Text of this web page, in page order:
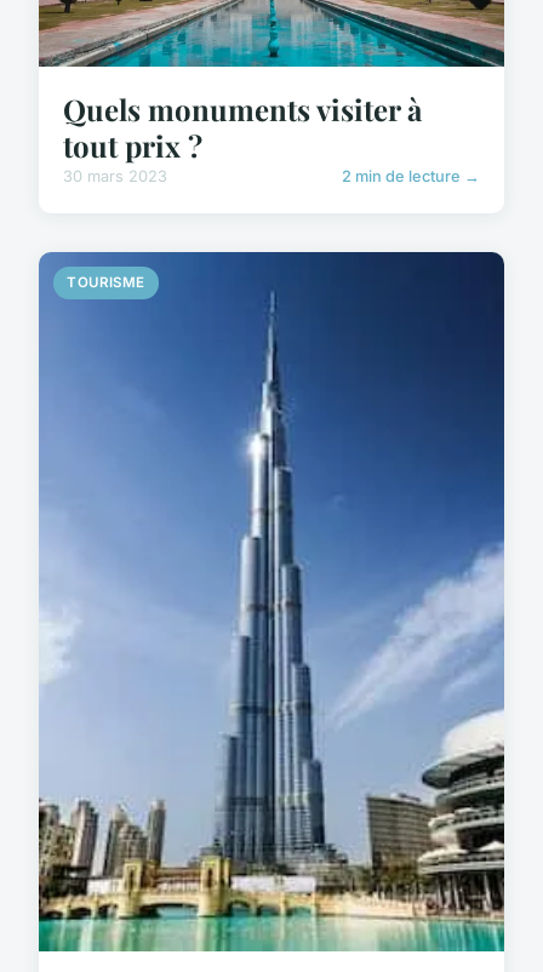
Quels monuments visiter à
tout prix ?
30 mars 2023 2 min de lecture →
TOURISME